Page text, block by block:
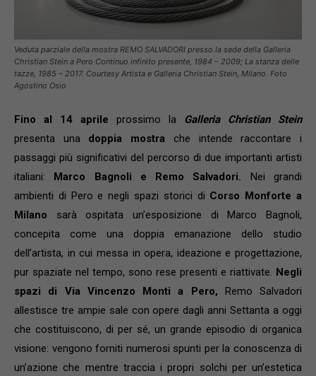
Veduta parziale della mostra REMO SALVADORI presso la sede della Galleria
Christian Stein a Pero Continuo infinito presente, 1984 – 2009; La stanza delle
tazze, 1985 – 2017. Courtesy Artista e Galleria Christian Stein, Milano. Foto
Agostino Osio
Fino al 14 aprile prossimo la Galleria Christian Stein
presenta una doppia mostra che intende raccontare i
passaggi più significativi del percorso di due importanti artisti
italiani: Marco Bagnoli e Remo Salvadori. Nei grandi
ambienti di Pero e negli spazi storici di Corso Monforte a
Milano sarà ospitata un’esposizione di Marco Bagnoli,
concepita come una doppia emanazione dello studio
dell’artista, in cui messa in opera, ideazione e progettazione,
pur spaziate nel tempo, sono rese presenti e riattivate. Negli
spazi di Via Vincenzo Monti a Pero, Remo Salvadori
allestisce tre ampie sale con opere dagli anni Settanta a oggi
che costituiscono, di per sé, un grande episodio di organica
visione: vengono forniti numerosi spunti per la conoscenza di
un’azione che mentre traccia i propri solchi per un’estetica